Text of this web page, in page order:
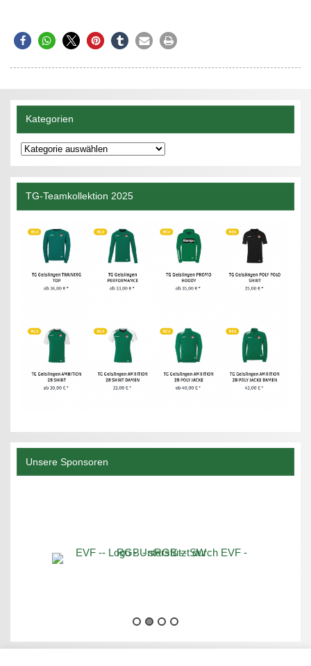
Kategorien
Kategorien
TG-Teamkollektion 2025
Unsere Sponsoren